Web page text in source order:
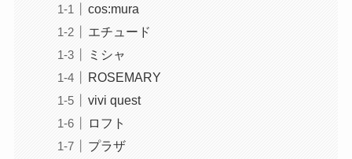
cos:mura
エチュード
ミシャ
ROSEMARY
vivi quest
ロフト
プラザ